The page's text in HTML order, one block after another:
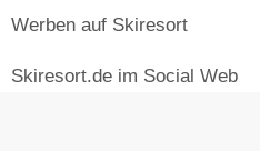
Werben auf Skiresort
Skiresort.de im Social Web